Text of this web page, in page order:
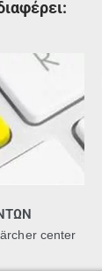
center